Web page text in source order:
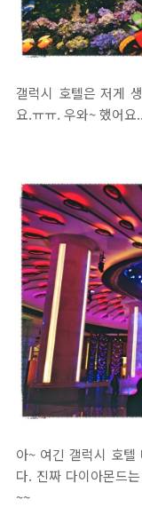
갤럭시 호텔은 저게
요.ㅠㅠ. 우와~ 했어요
아~ 여긴 갤럭시 호텔
다. 진짜 다이아몬드
~~